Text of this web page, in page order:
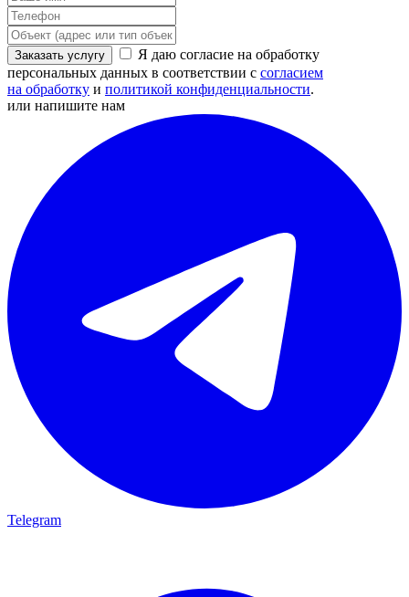
Заказать услугу
Я даю согласие на обработку
персональных данных в соответствии с согласием
на обработку и политикой конфиденциальности.
или напишите нам
Telegram